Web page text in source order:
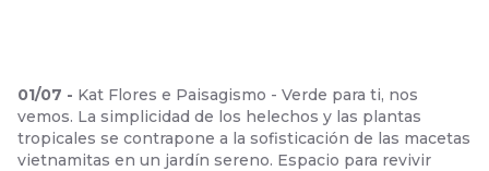
01/07 - Kat Flores e Paisagismo - Verde para ti, nos
vemos. La simplicidad de los helechos y las plantas
tropicales se contrapone a la sofisticación de las macetas
vietnamitas en un jardín sereno. Espacio para revivir